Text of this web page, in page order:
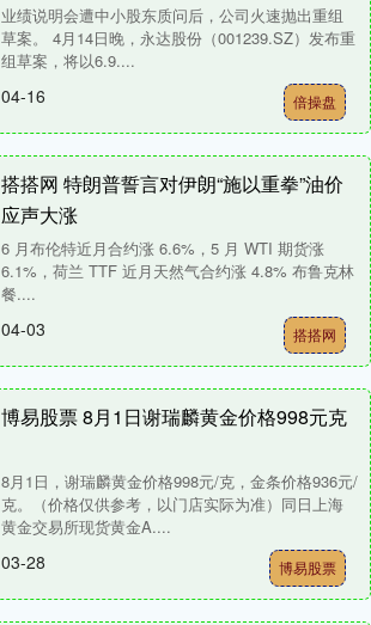
业绩说明会遭中小股东质问后，公司火速抛出重组
草案。 4月14日晚，永达股份（001239.SZ）发布重
组草案，将以6.9....
04-16 倍操盘
搭搭网 特朗普誓言对伊朗“施以重拳”油价
应声大涨
6 月布伦特近月合约涨 6.6%，5 月 WTI 期货涨
6.1%，荷兰 TTF 近月天然气合约涨 4.8% 布鲁克林
餐....
04-03 搭搭网
博易股票 8月1日谢瑞麟黄金价格998元克
8月1日，谢瑞麟黄金价格998元/克，金条价格936元/
克。（价格仅供参考，以门店实际为准）同日上海
黄金交易所现货黄金A....
03-28 博易股票